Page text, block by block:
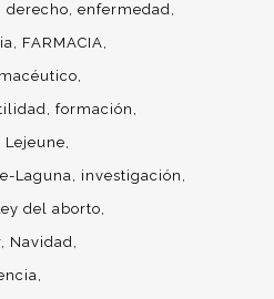
derecho enfermedad
FARMACIA
formación
Lejeune
Laguna
investigación
del aborto
Navidad